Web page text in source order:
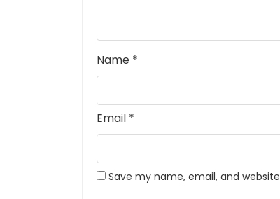
Name *
Email *
Save my name, email, and